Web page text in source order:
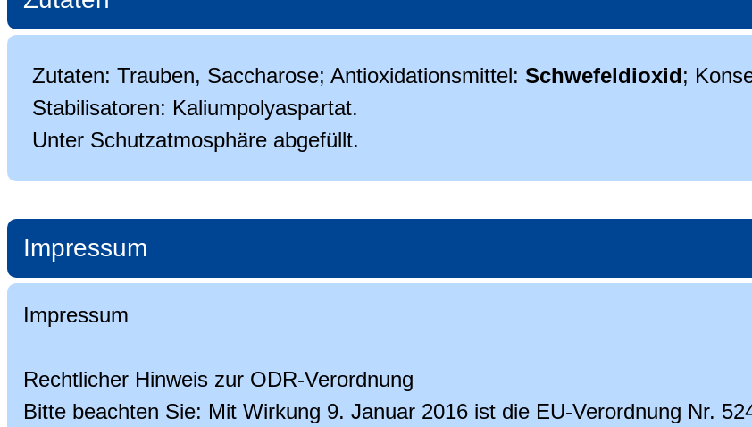
Zutaten: Trauben, Saccharose; Antioxidationsmittel: Schwefeldioxid;
Stabilisatoren: Kaliumpolyaspartat.
Unter Schutzatmosphäre abgefüllt.
Impressum
Impressum
Rechtlicher Hinweis zur ODR-Verordnung
Bitte beachten Sie: Mit Wirkung 9. Januar 2016 ist die EU-Verordnung Nr.